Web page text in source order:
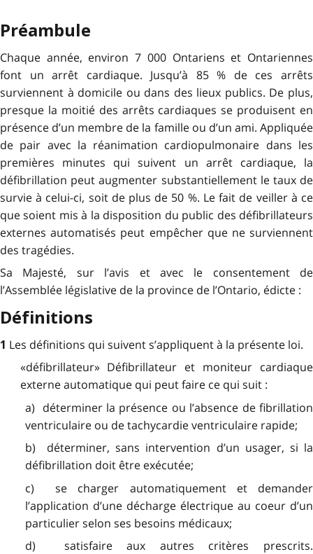
Préambule
Chaque année, environ 7 000 Ontariens et Ontariennes
font un arrêt cardiaque. Jusqu’à 85 % de ces arrêts
surviennent à domicile ou dans des lieux publics. De plus,
presque la moitié des arrêts cardiaques se produisent en
présence d’un membre de la famille ou d’un ami. Appliquée
de pair avec la réanimation cardiopulmonaire dans les
premières minutes qui suivent un arrêt cardiaque, la
défibrillation peut augmenter substantiellement le taux de
survie à celui-ci, soit de plus de 50 %. Le fait de veiller à ce
que soient mis à la disposition du public des défibrillateurs
externes automatisés peut empêcher que ne surviennent
des tragédies.
Sa Majesté, sur l’avis et avec le consentement de
l’Assemblée législative de la province de l’Ontario, édicte :
Définitions
1 Les définitions qui suivent s’appliquent à la présente loi.
«défibrillateur» Défibrillateur et moniteur cardiaque
externe automatique qui peut faire ce qui suit :
a) déterminer la présence ou l’absence de fibrillation
ventriculaire ou de tachycardie ventriculaire rapide;
b) déterminer, sans intervention d’un usager, si la
défibrillation doit être exécutée;
c) se charger automatiquement et demander
l’application d’une décharge électrique au coeur d’un
particulier selon ses besoins médicaux;
d) satisfaire aux autres critères prescrits.